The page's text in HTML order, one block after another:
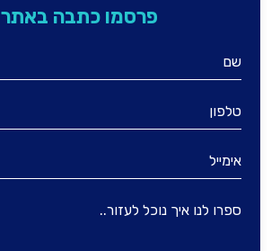
פרסמו כתבה באתר